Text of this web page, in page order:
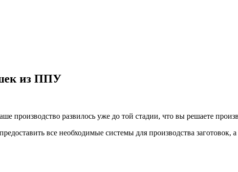
из ППУ
развилось уже до той стадии, что вы решаете
все необходимые системы для производства заготовок,